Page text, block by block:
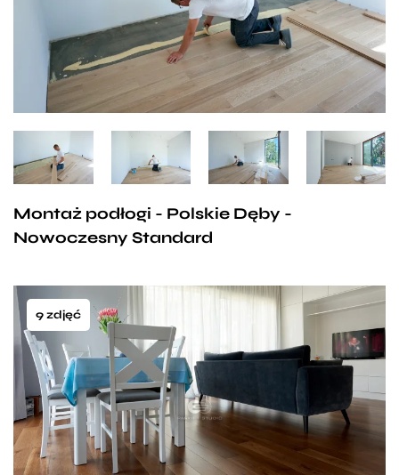
Montaż podłogi - Polskie Dęby -
Nowoczesny Standard
9 zdjęć